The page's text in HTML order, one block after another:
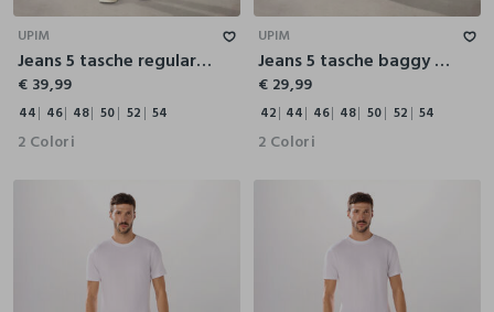
UPIM
Jeans 5 tasche regular fit in denim stretch uomo
€ 39,99
44 46 48 50 52 54
2 Colori
UPIM
Jeans 5 tasche baggy in cotone uomo
€ 29,99
42 44 46 48 50 52 54
2 Colori